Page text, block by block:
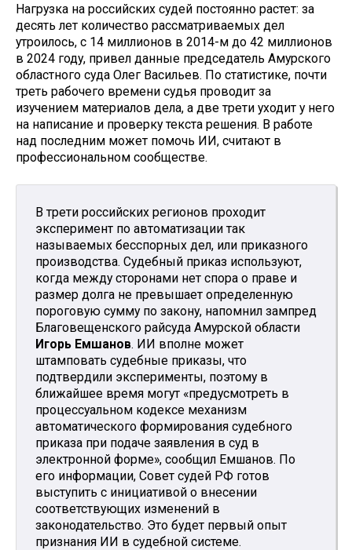
Нагрузка на российских судей постоянно растет: за
десять лет количество рассматриваемых дел
утроилось, с 14 миллионов в 2014-м до 42 миллионов
в 2024 году, привел данные председатель Амурского
областного суда Олег Васильев. По статистике, почти
треть рабочего времени судья проводит за
изучением материалов дела, а две трети уходит у него
на написание и проверку текста решения. В работе
над последним может помочь ИИ, считают в
профессиональном сообществе.
В трети российских регионов проходит
эксперимент по автоматизации так
называемых бесспорных дел, или приказного
производства. Судебный приказ используют,
когда между сторонами нет спора о праве и
размер долга не превышает определенную
пороговую сумму по закону, напомнил зампред
Благовещенского райсуда Амурской области
Игорь Емшанов. ИИ вполне может
штамповать судебные приказы, что
подтвердили эксперименты, поэтому в
ближайшее время могут «предусмотреть в
процессуальном кодексе механизм
автоматического формирования судебного
приказа при подаче заявления в суд в
электронной форме», сообщил Емшанов. По
его информации, Совет судей РФ готов
выступить с инициативой о внесении
соответствующих изменений в
законодательство. Это будет первый опыт
признания ИИ в судебной системе.